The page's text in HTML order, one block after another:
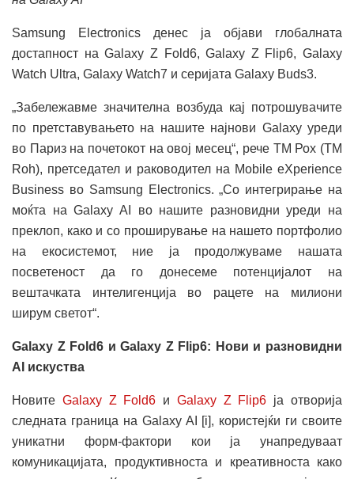
Samsung Electronics денес ја објави глобалната
достапност на Galaxy Z Fold6, Galaxy Z Flip6, Galaxy
Watch Ultra, Galaxy Watch7 и серијата Galaxy Buds3.
„Забележавме значителна возбуда кај потрошувачите
по претставувањето на нашите најнови Galaxy уреди
во Париз на почетокот на овој месец“, рече ТМ Рох (TM
Roh), претседател и раководител на Mobile eXperience
Business во Samsung Electronics. „Со интегрирање на
моќта на Galaxy AI во нашите разновидни уреди на
преклоп, како и со проширување на нашето портфолио
на екосистемот, ние ја продолжуваме нашата
посветеност да го донесеме потенцијалот на
вештачката интелигенција во рацете на милиони
ширум светот“.
Galaxy Z Fold6 и Galaxy Z Flip6: Нови и разновидни
AI искуства
Новите Galaxy Z Fold6 и Galaxy Z Flip6 ја отворија
следната граница на Galaxy AI [i], користејќи ги своите
уникатни форм-фактори кои ја унапредуваат
комуникацијата, продуктивноста и креативноста како